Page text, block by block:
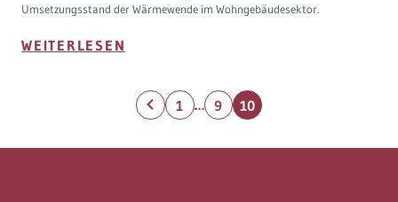
Umsetzungsstand der Wärmewende im Wohngebäudesektor.
WEITERLESEN
1 … 9 10